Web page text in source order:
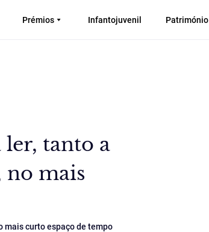
Prémios Infantojuvenil Património
tanto a
no mais
mais curto espaço de tempo